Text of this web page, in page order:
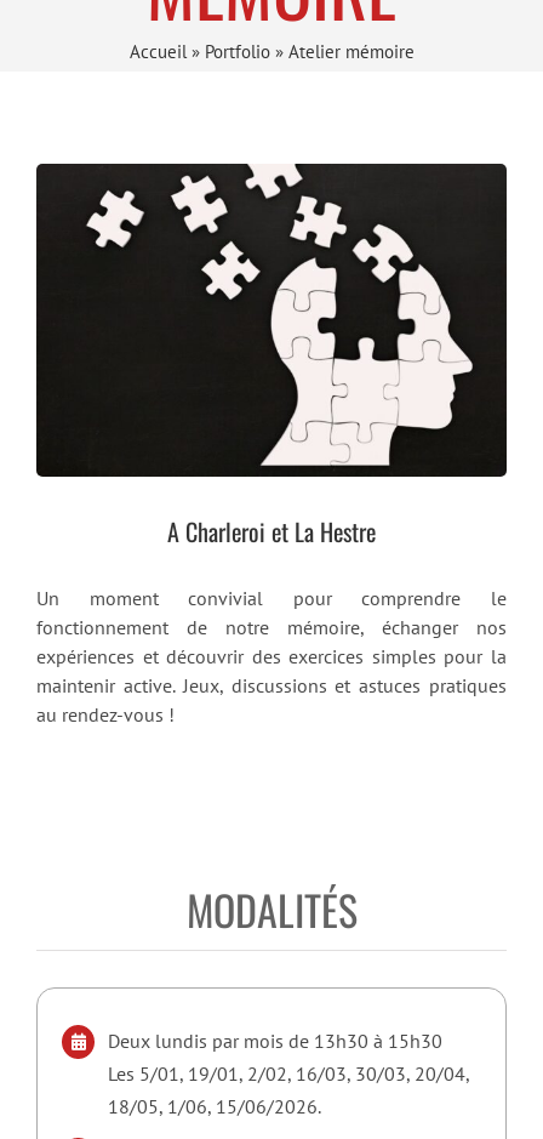
Accueil » Portfolio» Atelier mémoire
A Charleroi et La Hestre
Un moment convivial pour comprendre le
fonctionnement de notre mémoire, échanger nos
expériences et découvrir des exercices simples pour la
maintenir active. Jeux, discussions et astuces pratiques
au rendez-vous !
MODALITÉS
Deux lundis par mois de 13h30 à 15h30
Les 5/01, 19/01, 2/02, 16/03, 30/03, 20/04,
18/05, 1/06, 15/06/2026.